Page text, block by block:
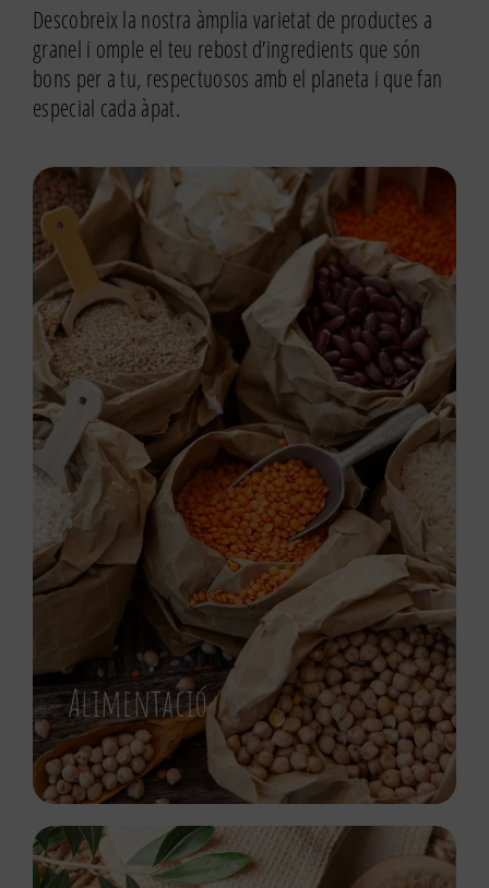
Descobreix la nostra àmplia varietat de productes a
granel i omple el teu rebost d’ingredients que són
bons per a tu, respectuosos amb el planeta i que fan
especial cada àpat.
Alimentació